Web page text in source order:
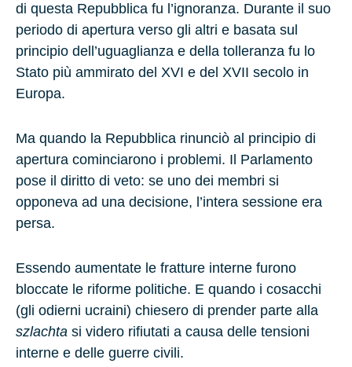
di questa Repubblica fu l’ignoranza. Durante il suo
periodo di apertura verso gli altri e basata sul
principio dell’uguaglianza e della tolleranza fu lo
Stato più ammirato del XVI e del XVII secolo in
Europa.
Ma quando la Repubblica rinunciò al principio di
apertura cominciarono i problemi. Il Parlamento
pose il diritto di veto: se uno dei membri si
opponeva ad una decisione, l’intera sessione era
persa.
Essendo aumentate le fratture interne furono
bloccate le riforme politiche. E quando i cosacchi
(gli odierni ucraini) chiesero di prender parte alla
szlachta si videro rifiutati a causa delle tensioni
interne e delle guerre civili.